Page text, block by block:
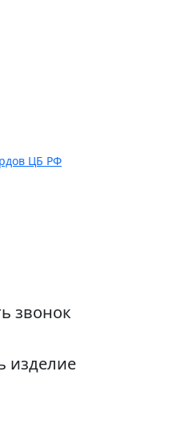
ЦБ РФ
звонок
изделие